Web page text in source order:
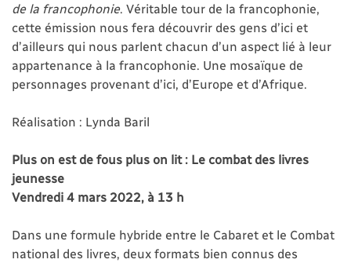
de la francophonie. Véritable tour de la francophonie,
cette émission nous fera découvrir des gens d’ici et
d’ailleurs qui nous parlent chacun d’un aspect lié à leur
appartenance à la francophonie. Une mosaïque de
personnages provenant d’ici, d’Europe et d’Afrique.
Réalisation : Lynda Baril
Plus on est de fous plus on lit : Le combat des livres
jeunesse
Vendredi 4 mars 2022, à 13 h
Dans une formule hybride entre le Cabaret et le Combat
national des livres, deux formats bien connus des